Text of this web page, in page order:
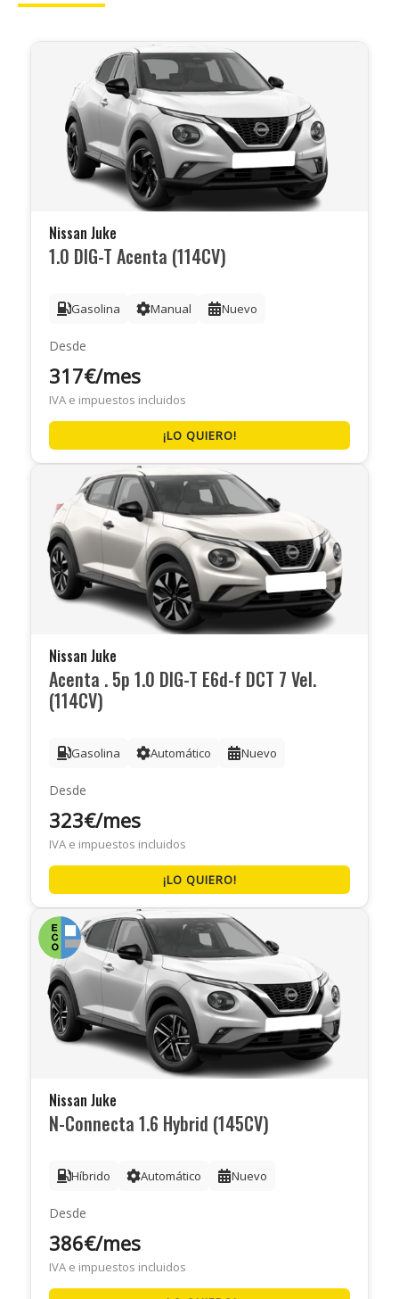
Nissan Juke
1.0 DIG-T Acenta (114CV)
Gasolina Manual Nuevo
Desde
317€/mes
IVA e impuestos incluidos
¡LO QUIERO!
Nissan Juke
Acenta . 5p 1.0 DIG-T E6d-f DCT 7 Vel.
(114CV)
Gasolina Automático Nuevo
Desde
323€/mes
IVA e impuestos incluidos
¡LO QUIERO!
Nissan Juke
N-Connecta 1.6 Hybrid (145CV)
Híbrido Automático Nuevo
Desde
386€/mes
IVA e impuestos incluidos